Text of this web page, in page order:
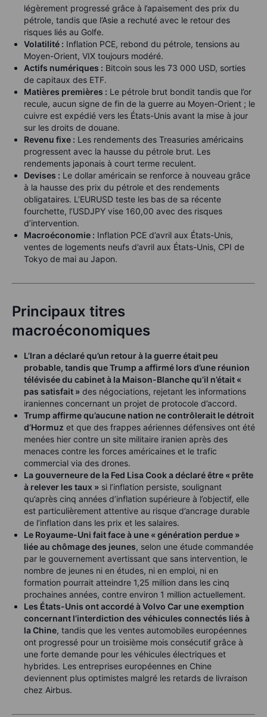
légèrement progressé grâce à l’apaisement des prix du
pétrole, tandis que l’Asie a rechuté avec le retour des
risques liés au Golfe.
Volatilité : Inflation PCE, rebond du pétrole, tensions au
Moyen-Orient, VIX toujours modéré.
Actifs numériques : Bitcoin sous les 73 000 USD, sorties
de capitaux des ETF.
Matières premières : Le pétrole brut bondit tandis que l’or
recule, aucun signe de fin de la guerre au Moyen-Orient ; le
cuivre est expédié vers les États-Unis avant la mise à jour
sur les droits de douane.
Revenu fixe : Les rendements des Treasuries américains
progressent avec la hausse du pétrole brut. Les
rendements japonais à court terme reculent.
Devises : Le dollar américain se renforce à nouveau grâce
à la hausse des prix du pétrole et des rendements
obligataires. L’EURUSD teste les bas de sa récente
fourchette, l’USDJPY vise 160,00 avec des risques
d’intervention.
Macroéconomie : Inflation PCE d’avril aux États-Unis,
ventes de logements neufs d’avril aux États-Unis, CPI de
Tokyo de mai au Japon.
Principaux titres
macroéconomiques
L’Iran a déclaré qu’un retour à la guerre était peu
probable, tandis que Trump a affirmé lors d’une réunion
télévisée du cabinet à la Maison-Blanche qu’il n’était «
pas satisfait » des négociations, rejetant les informations
iraniennes concernant un projet de protocole d’accord.
Trump affirme qu’aucune nation ne contrôlerait le détroit
d’Hormuz et que des frappes aériennes défensives ont été
menées hier contre un site militaire iranien après des
menaces contre les forces américaines et le trafic
commercial via des drones.
La gouverneure de la Fed Lisa Cook a déclaré être « prête
à relever les taux » si l’inflation persiste, soulignant
qu’après cinq années d’inflation supérieure à l’objectif, elle
est particulièrement attentive au risque d’ancrage durable
de l’inflation dans les prix et les salaires.
Le Royaume-Uni fait face à une « génération perdue »
liée au chômage des jeunes, selon une étude commandée
par le gouvernement avertissant que sans intervention, le
nombre de jeunes ni en études, ni en emploi, ni en
formation pourrait atteindre 1,25 million dans les cinq
prochaines années, contre environ 1 million actuellement.
Les États-Unis ont accordé à Volvo Car une exemption
concernant l’interdiction des véhicules connectés liés à
la Chine, tandis que les ventes automobiles européennes
ont progressé pour un troisième mois consécutif grâce à
une forte demande pour les véhicules électriques et
hybrides. Les entreprises européennes en Chine
deviennent plus optimistes malgré les retards de livraison
chez Airbus.